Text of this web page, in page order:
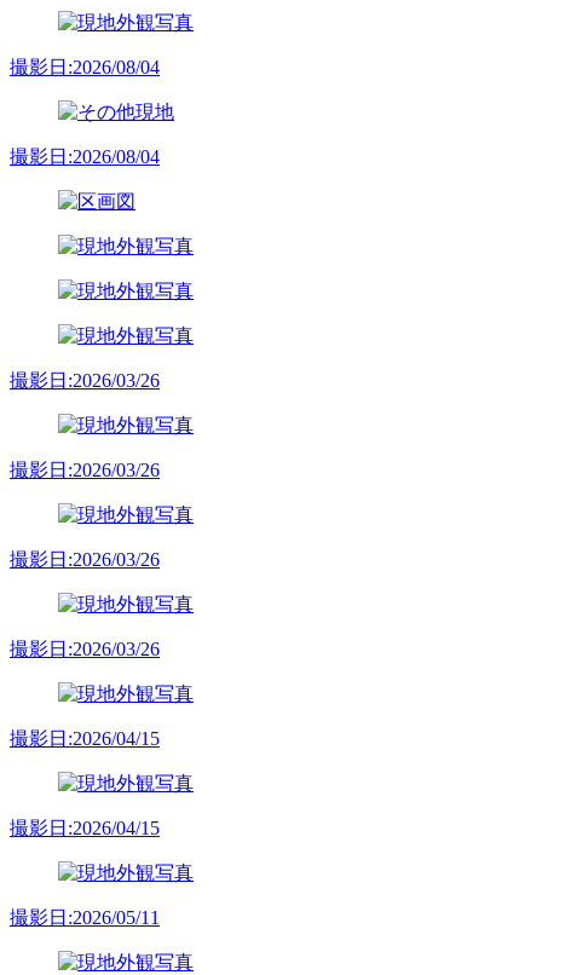
撮影日:2026/08/04
撮影日:2026/08/04
撮影日:2026/03/26
撮影日:2026/03/26
撮影日:2026/03/26
撮影日:2026/03/26
撮影日:2026/04/15
撮影日:2026/04/15
撮影日:2026/05/11